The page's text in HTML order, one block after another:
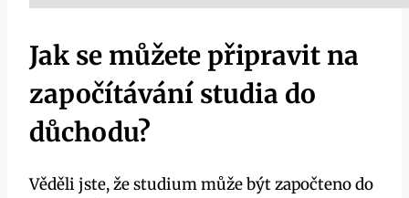
Jak se můžete připravit na
započítávání studia do
důchodu?
Věděli jste, že studium může být započteno do